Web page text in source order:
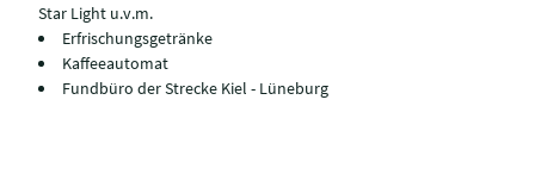
Star Light u.v.m.
Erfrischungsgetränke
Kaffeeautomat
Fundbüro der Strecke Kiel - Lüneburg